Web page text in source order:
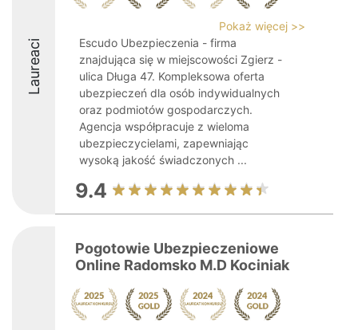
Laureaci
Pokaż więcej >>
Escudo Ubezpieczenia - firma
znajdująca się w miejscowości Zgierz -
ulica Długa 47. Kompleksowa oferta
ubezpieczeń dla osób indywidualnych
oraz podmiotów gospodarczych.
Agencja współpracuje z wieloma
ubezpieczycielami, zapewniając
wysoką jakość świadczonych ...
9.4
Pogotowie Ubezpieczeniowe
Online Radomsko M.D Kociniak